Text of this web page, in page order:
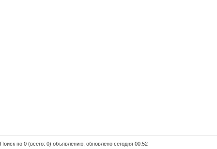
Поиск по 0 (всего: 0) объявлению, обновлено сегодня 00:52